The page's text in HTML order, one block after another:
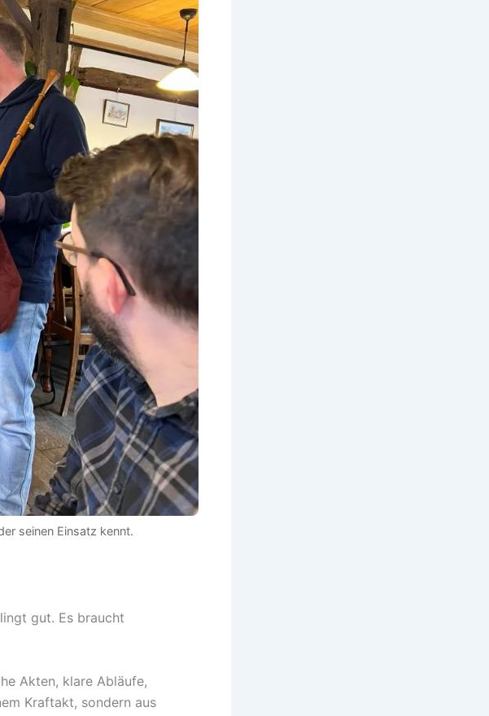
seinen Einsatz kennt.
gut. Es braucht
Akten, klare Abläufe,
Kraftakt, sondern aus